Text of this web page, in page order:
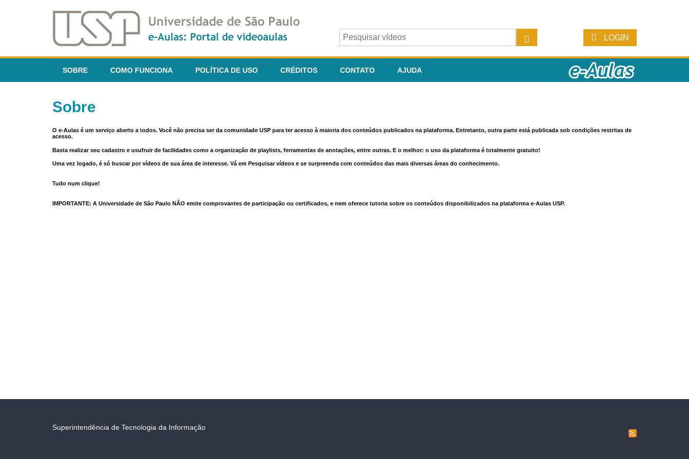
LOGIN
SOBRE COMO FUNCIONA POLÍTICA DE USO CRÉDITOS CONTATO AJUDA
Sobre
O e-Aulas é um serviço aberto a todos. Você não precisa ser da comunidade USP para ter acesso à maioria dos conteúdos publicados na plataforma. Entretanto, outra parte está publicada sob condições restritas de
acesso.
Basta realizar seu cadastro e usufruir de facilidades como a organização de playlists, ferramentas de anotações, entre outras. E o melhor: o uso da plataforma é totalmente gratuito!
Uma vez logado, é só buscar por vídeos de sua área de interesse. Vá em Pesquisar vídeos e se surpreenda com conteúdos das mais diversas áreas do conhecimento.
Tudo num clique!
IMPORTANTE: A Universidade de São Paulo NÃO emite comprovantes de participação ou certificados, e nem oferece tutoria sobre os conteúdos disponibilizados na plataforma e-Aulas USP.
Superintendência de Tecnologia da Informação